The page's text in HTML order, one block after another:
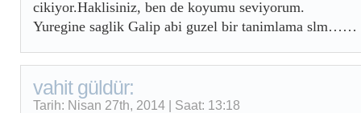
cikiyor.Haklisiniz, ben de koyumu seviyorum.
Yuregine saglik Galip abi guzel bir tanimlama slm……
vahit güldür:
Tarih: Nisan 27th, 2014 | Saat: 13:18